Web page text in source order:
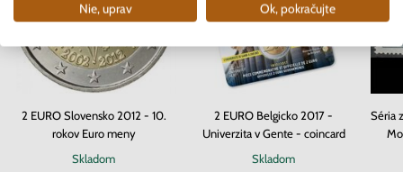
2 EURO Slovensko 2012 - 10.
rokov Euro meny
Skladom
2 EURO Belgicko 2017 -
Univerzita v Gente - coincard
Skladom
Séria
Nie, uprav Ok, pokračujte